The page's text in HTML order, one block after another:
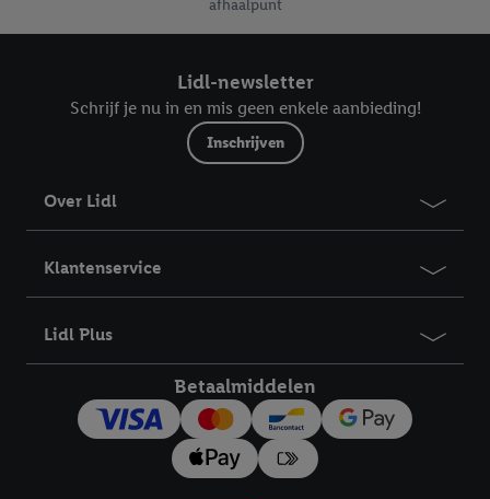
afhaalpunt
Lidl-newsletter
Schrijf je nu in en mis geen enkele aanbieding!
Inschrijven
Over Lidl
Klantenservice
Lidl Plus
Betaalmiddelen